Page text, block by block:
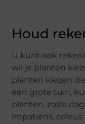
Houd
U kunt ook
wil je planten
planten kiezen
een grote tuin,
planten, zoals
impatiens,